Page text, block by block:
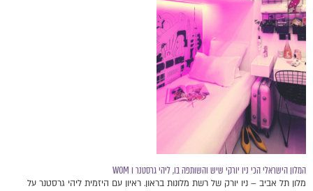
המלון הישראלי הכי ניו יורקי שיש והשותפה בו, ליהי גרסטנר ו WOM
מלון תל אביב – ניו יורק של רשת מלונות בראון. ראיון עם היזמית ליהי גרסטנר על